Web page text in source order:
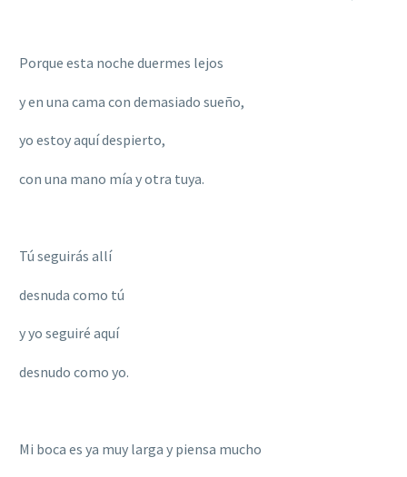
Porque esta noche duermes lejos
y en una cama con demasiado sueño,
yo estoy aquí despierto,
con una mano mía y otra tuya.
Tú seguirás allí
desnuda como tú
y yo seguiré aquí
desnudo como yo.
Mi boca es ya muy larga y piensa mucho